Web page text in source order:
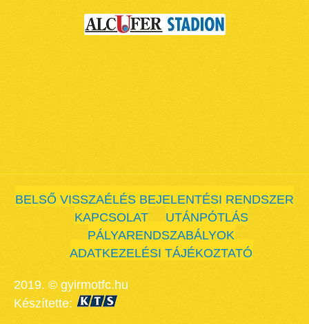
BELSŐ VISSZAÉLÉS BEJELENTÉSI RENDSZER
KAPCSOLAT
UTÁNPÓTLÁS
PÁLYARENDSZABÁLYOK
ADATKEZELÉSI TÁJÉKOZTATÓ
2019. © gyirmotfc.hu
Készítette: